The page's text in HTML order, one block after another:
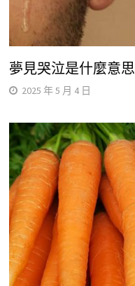
夢見哭泣是什麼意思
2025 年 5 月 4 日